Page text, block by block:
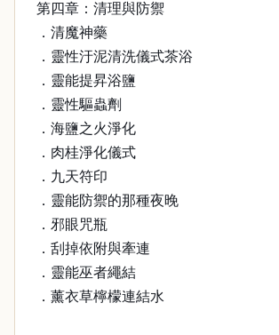
第四章：清理與防禦
．清魔神藥
．靈性汙泥清洗儀式茶浴
．靈能提昇浴鹽
．靈性驅蟲劑
．海鹽之火淨化
．肉桂淨化儀式
．九天符印
．靈能防禦的那種夜晚
．邪眼咒瓶
．刮掉依附與牽連
．靈能巫者繩結
．薰衣草檸檬連結水